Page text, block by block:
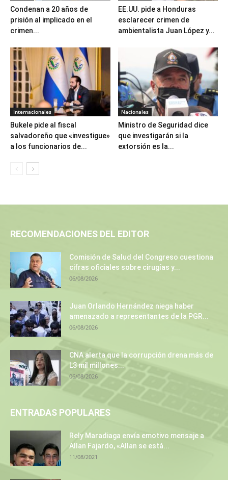
Condenan a 20 años de
prisión al implicado en el
crimen...
EE.UU. pide a Honduras
esclarecer crimen de
ambientalista Juan López y...
Internacionales
Bukele pide al fiscal
salvadoreño que «investigue»
a los funcionarios de...
Nacionales
Ministro de Seguridad dice
que investigarán si la
extorsión es la...
RECOMENDACIONES DEL EDITOR
Comisión de Salud del Congreso cuestiona
cifras oficiales sobre cirugías y...
06/08/2026
Juan Orlando Hernández niega haber
amenazado a representantes de la PGR...
06/08/2026
CNA alerta que la corrupción drena más de
L3 mil millones...
06/08/2026
ENTRADAS POPULARES
Rely Maradiaga envía emotivo mensaje a
Allan Fajardo, «Allan se está...
11/08/2021